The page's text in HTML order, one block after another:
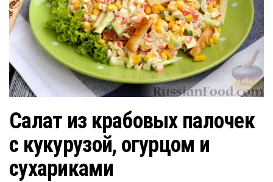
Салат из крабовых палочек
с кукурузой, огурцом и
сухариками